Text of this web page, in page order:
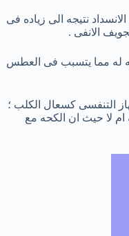
نتيجه الى زياده فى
الانفى .
له مما يتسبب فى العطس
التنفسى كسعال الكلب ؛
لا حيث ان الكحه مع